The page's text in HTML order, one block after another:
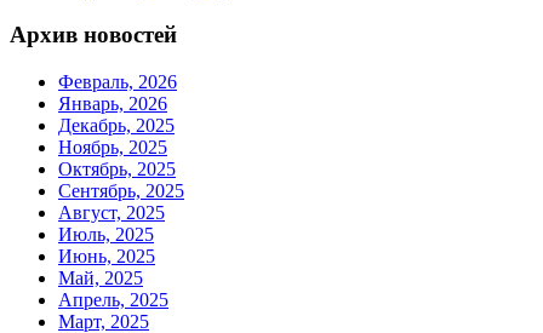
Архив новостей
Февраль, 2026
Январь, 2026
Декабрь, 2025
Ноябрь, 2025
Октябрь, 2025
Сентябрь, 2025
Август, 2025
Июль, 2025
Июнь, 2025
Май, 2025
Апрель, 2025
Март, 2025